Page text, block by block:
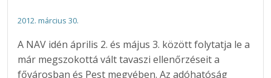
2012. március 30.
A NAV idén április 2. és május 3. között folytatja le a
már megszokottá vált tavaszi ellenőrzéseit a
fővárosban és Pest megyében. Az adóhatóság